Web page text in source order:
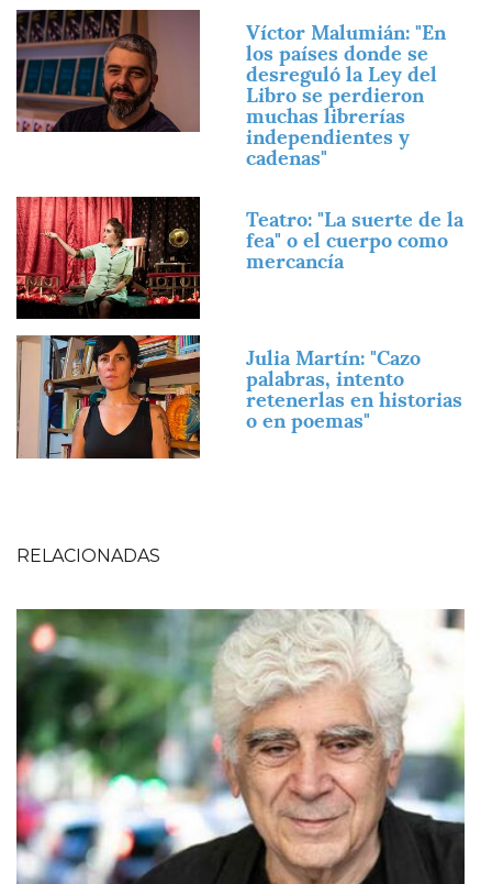
Imagen
Víctor Malumián: "En
los países donde se
desreguló la Ley del
Libro se perdieron
muchas librerías
independientes y
cadenas"
Imagen
Teatro: "La suerte de la
fea" o el cuerpo como
mercancía
Imagen
Julia Martín: "Cazo
palabras, intento
retenerlas en historias
o en poemas"
RELACIONADAS
Imagen